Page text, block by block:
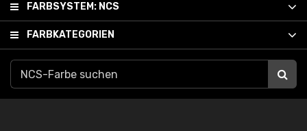
FARBSYSTEM: NCS
FARBKATEGORIEN